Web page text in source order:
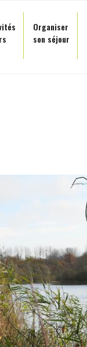
Organiser
son séjour